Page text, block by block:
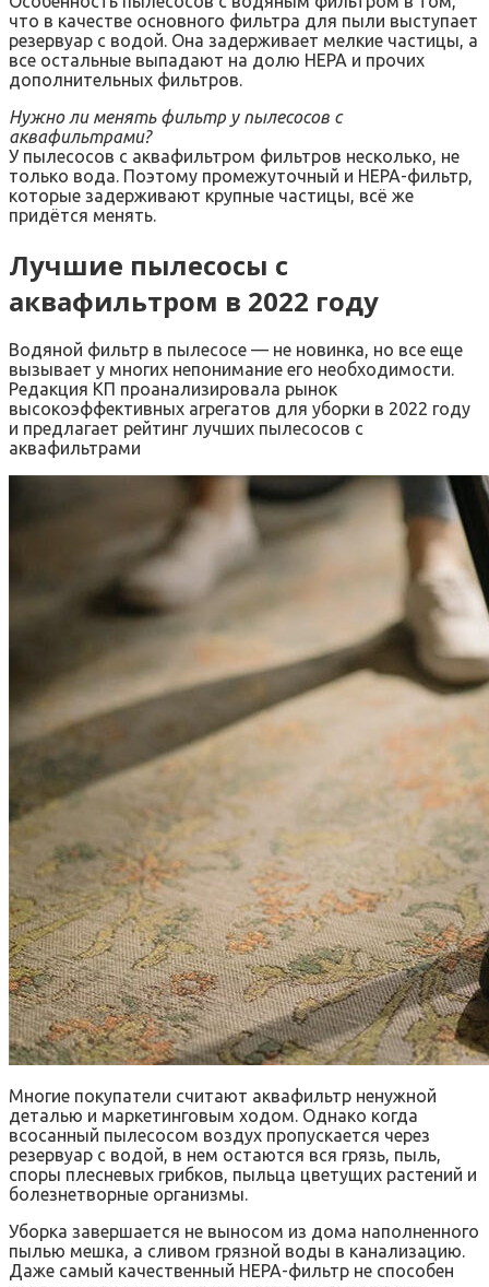
что в качестве основного фильтра для пыли выступает
резервуар с водой. Она задерживает мелкие частицы, а
все остальные выпадают на долю HEPA и прочих
дополнительных фильтров.
Нужно ли менять фильтр у пылесосов с
аквафильтрами?
У пылесосов с аквафильтром фильтров несколько, не
только вода. Поэтому промежуточный и НЕРА-фильтр,
которые задерживают крупные частицы, всё же
придётся менять.
Лучшие пылесосы с
аквафильтром в 2022 году
Водяной фильтр в пылесосе — не новинка, но все еще
вызывает у многих непонимание его необходимости.
Редакция КП проанализировала рынок
высокоэффективных агрегатов для уборки в 2022 году
и предлагает рейтинг лучших пылесосов с
аквафильтрами
Многие покупатели считают аквафильтр ненужной
деталью и маркетинговым ходом. Однако когда
всосанный пылесосом воздух пропускается через
резервуар с водой, в нем остаются вся грязь, пыль,
споры плесневых грибков, пыльца цветущих растений и
болезнетворные организмы.
Уборка завершается не выносом из дома наполненного
пылью мешка, а сливом грязной воды в канализацию.
Даже самый качественный HEPA-фильтр не способен